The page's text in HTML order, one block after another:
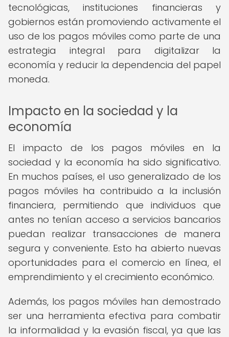
tecnológicas, instituciones financieras y
gobiernos están promoviendo activamente el
uso de los pagos móviles como parte de una
estrategia integral para digitalizar la
economía y reducir la dependencia del papel
moneda.
Impacto en la sociedad y la
economía
El impacto de los pagos móviles en la
sociedad y la economía ha sido significativo.
En muchos países, el uso generalizado de los
pagos móviles ha contribuido a la inclusión
financiera, permitiendo que individuos que
antes no tenían acceso a servicios bancarios
puedan realizar transacciones de manera
segura y conveniente. Esto ha abierto nuevas
oportunidades para el comercio en línea, el
emprendimiento y el crecimiento económico.
Además, los pagos móviles han demostrado
ser una herramienta efectiva para combatir
la informalidad y la evasión fiscal, ya que las